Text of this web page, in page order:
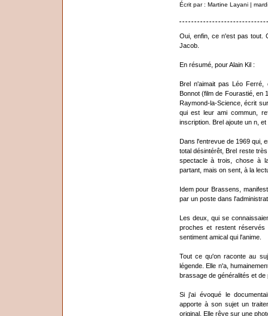
Écrit par : Martine Layani |
Oui, enfin, ce n'est pas tout.
Jacob.
En résumé, pour Alain Kil :
Brel n'aimait pas Léo
Bonnot (film de Fourastié, en
Raymond-la-Science, écrit
qui est leur ami commun,
inscription. Brel ajoute un n,
Dans l'entrevue de 1969 qui,
total désintérêt, Brel reste
spectacle à trois, chose à
partant, mais on sent, à la
Idem pour Brassens,
par un poste dans
Les deux, qui se
proches et restent
sentiment amical qui l'anime.
Tout ce qu'on raconte au
légende. Elle n'a,
brassage de généralités et de
Si j'ai évoqué le
apporte à son sujet un
original. Elle rêve sur une